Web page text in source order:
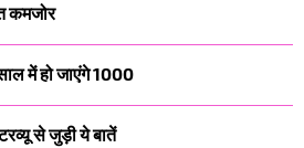
कमजोर
में हो जाएंगे 1000
से जुड़ी ये बातें